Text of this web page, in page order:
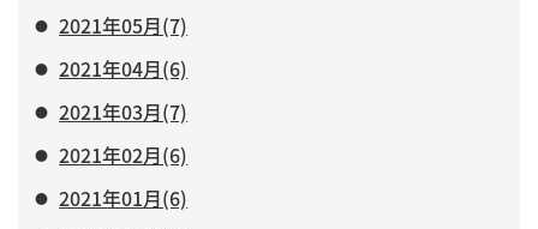
2021年05月(7)
2021年04月(6)
2021年03月(7)
2021年02月(6)
2021年01月(6)